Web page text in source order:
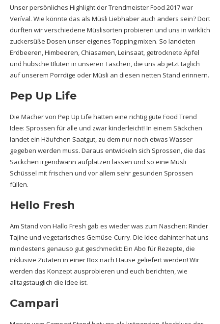
Unser persönliches Highlight der Trendmeister Food 2017 war
Veríval. Wie könnte das als Müsli Liebhaber auch anders sein? Dort
durften wir verschiedene Müslisorten probieren und uns in wirklich
zuckersüße Dosen unser eigenes Topping mixen. So landeten
Erdbeeren, Himbeeren, Chiasamen, Leinsaat, getrocknete Äpfel
und hübsche Blüten in unseren Taschen, die uns ab jetzt täglich
auf unserem Porrdige oder Müsli an diesen netten Stand erinnern.
Pep Up Life
Die Macher von Pep Up Life hatten eine richtig gute Food Trend
Idee: Sprossen für alle und zwar kinderleicht! In einem Säckchen
landet ein Häufchen Saatgut, zu dem nur noch etwas Wasser
gegeben werden muss. Daraus entwickeln sich Sprossen, die das
Säckchen irgendwann aufplatzen lassen und so eine Müsli
Schüssel mit frischen und vor allem sehr gesunden Sprossen
füllen.
Hello Fresh
Am Stand von Hallo Fresh gab es wieder was zum Naschen: Rinder
Tajine und vegetarisches Gemüse-Curry. Die Idee dahinter hat uns
mindestens genauso gut geschmeckt: Ein Abo für Rezepte, die
inklusive Zutaten in einer Box nach Hause geliefert werden! Wir
werden das Konzept ausprobieren und euch berichten, wie
alltagstauglich die Idee ist.
Campari